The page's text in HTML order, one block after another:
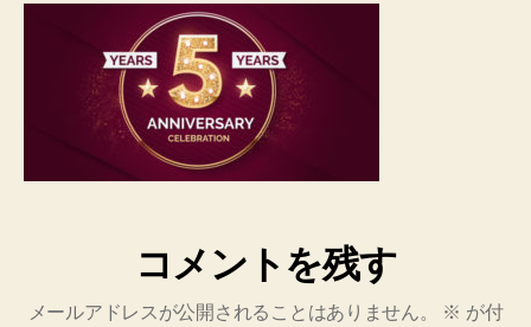
コメントを残す
メールアドレスが公開されることはありません。 ※ が付